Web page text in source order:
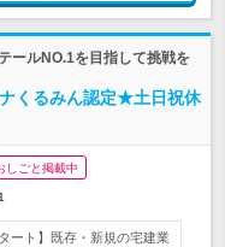
ールNO.1を目指して挑戦を
くるみん認定★土日祝休
しごと掲載中
ート】既存・新規の宅建業